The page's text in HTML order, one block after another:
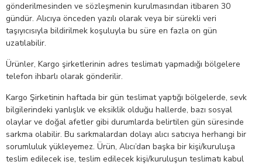
gönderilmesinden ve sözleşmenin kurulmasından itibaren 30
gündür. Alıcıya önceden yazılı olarak veya bir sürekli veri
taşıyıcısıyla bildirilmek koşuluyla bu süre en fazla on gün
uzatılabilir.
Ürünler, Kargo şirketlerinin adres teslimatı yapmadığı bölgelere
telefon ihbarlı olarak gönderilir.
Kargo Şirketinin haftada bir gün teslimat yaptığı bölgelerde, sevk
bilgilerindeki yanlışlık ve eksiklik olduğu hallerde, bazı sosyal
olaylar ve doğal afetler gibi durumlarda belirtilen gün süresinde
sarkma olabilir. Bu sarkmalardan dolayı alıcı satıcıya herhangi bir
sorumluluk yükleyemez. Ürün, Alıcı’dan başka bir kişi/kuruluşa
teslim edilecek ise, teslim edilecek kişi/kuruluşun teslimatı kabul